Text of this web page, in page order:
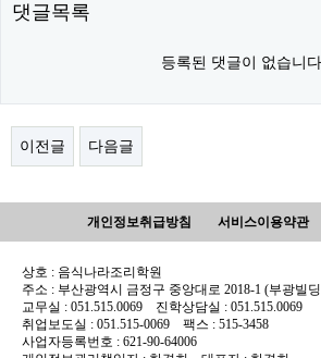
댓글목록
등록된 댓글이 없습니
이전글 다음글
개인정보취급방침 서비스이용약관
상호 : 음식나라조리학원
주소 : 부산광역시 금정구 중앙대로 2018-1 (부광빌
교무실 : 051.515.0069 진학상담실 : 051.515.0069
취업보도실 : 051.515-0069 팩스 : 515-3458
사업자등록번호 : 621-90-64006